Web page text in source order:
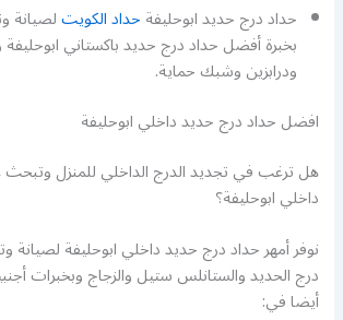
حداد درج حديد ابوحليفةحداد الكويتلصيانة
بخبرة أفضل حداد درج حديد باكستاني
ودرابزين وشبك حماية.
افضل حداد درج حديد داخلي ابوحليفة
هل ترغب في تجديد الدرج الداخلي للمنزل
داخلي ابوحليفة؟
نوفر أمهر حداد درج حديد داخلي ابوحليفة لصيانة
درج الحديد والستانلس ستيل والزجاج وبخبرات
أيضا في: